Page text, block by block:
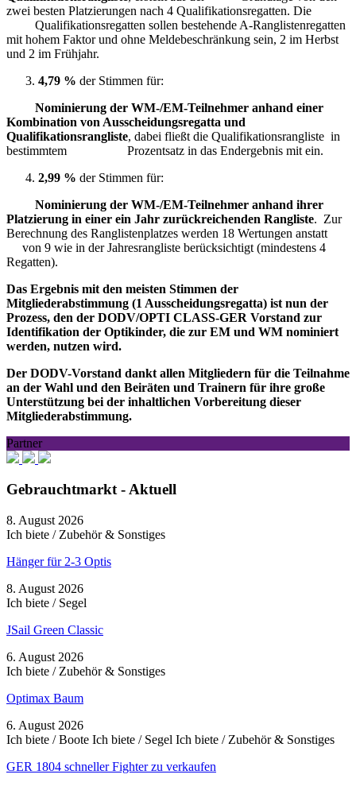
zwei besten Platzierungen nach 4 Qualifikationsregatten. Die
Qualifikationsregatten sollen bestehende A-Ranglistenregatten
mit hohem Faktor und ohne Meldebeschränkung sein, 2 im Herbst
und 2 im Frühjahr.
4,79 % der Stimmen für:
Nominierung der WM-/EM-Teilnehmer anhand einer
Kombination von Ausscheidungsregatta und
Qualifikationsrangliste, dabei fließt die Qualifikationsrangliste in
bestimmtem Prozentsatz in das Endergebnis mit ein.
2,99 % der Stimmen für:
Nominierung der WM-/EM-Teilnehmer anhand ihrer
Platzierung in einer ein Jahr zurückreichenden Rangliste. Zur
Berechnung des Ranglistenplatzes werden 18 Wertungen anstatt
von 9 wie in der Jahresrangliste berücksichtigt (mindestens 4
Regatten).
Das Ergebnis mit den meisten Stimmen der
Mitgliederabstimmung (1 Ausscheidungsregatta) ist nun der
Prozess, den der DODV/OPTI CLASS-GER Vorstand zur
Identifikation der Optikinder, die zur EM und WM nominiert
werden, nutzen wird.
Der DODV-Vorstand dankt allen Mitgliedern für die Teilnahme
an der Wahl und den Beiräten und Trainern für ihre große
Unterstützung bei der inhaltlichen Vorbereitung dieser
Mitgliederabstimmung.
Partner
Gebrauchtmarkt - Aktuell
8. August 2026
Ich biete / Zubehör & Sonstiges
Hänger für 2-3 Optis
8. August 2026
Ich biete / Segel
JSail Green Classic
6. August 2026
Ich biete / Zubehör & Sonstiges
Optimax Baum
6. August 2026
Ich biete / Boote Ich biete / Segel Ich biete / Zubehör & Sonstiges
GER 1804 schneller Fighter zu verkaufen